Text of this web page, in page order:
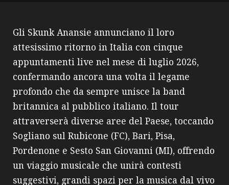
Gli Skunk Anansie annunciano il loro
attesissimo ritorno in Italia con cinque
appuntamenti live nel mese di luglio 2026,
confermando ancora una volta il legame
profondo che da sempre unisce la band
britannica al pubblico italiano. Il tour
attraverserà diverse aree del Paese, toccando
Sogliano sul Rubicone (FC), Bari, Pisa,
Pordenone e Sesto San Giovanni (MI), offrendo
un viaggio musicale che unirà contesti
suggestivi, grandi spazi per la musica dal vivo